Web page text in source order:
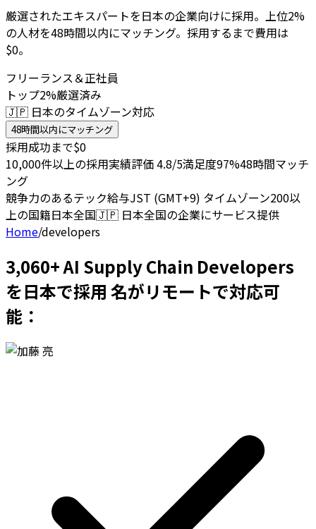
厳選されたエキスパートを日本の企業向けに採用。上位2%
の人材を48時間以内にマッチング。採用するまで費用は
$0。
フリーランス＆正社員
トップ2%厳選済み
🇯🇵 日本のタイムゾーン対応
48時間以内にマッチング
採用成功まで$0
10,000件以上の採用実績評価 4.8/5満足度97%48時間マッチ
ング
競争力のあるテック給与JST (GMT+9) タイムゾーン200以
上の国籍日本全国🇯🇵 日本全国の企業にサービス提供
Home/developers
3,060+ AI Supply Chain Developers
を日本で採用 名がリモートで対応可
能：